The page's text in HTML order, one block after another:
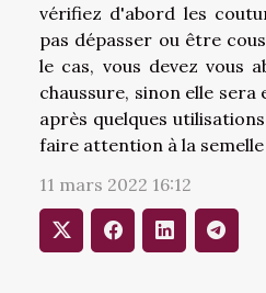
vérifiez d'abord les
pas dépasser ou être
le cas, vous devez vous
chaussure, sinon elle
après quelques
faire attention à la
11 mars 2022 16:12